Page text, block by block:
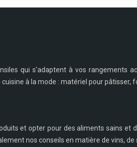
qui s'adaptent à vos
à la mode : matériel pour
et opter pour des aliments sains
nos conseils en matière de vins,